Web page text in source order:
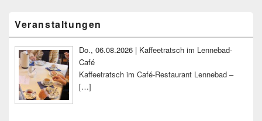
Seitenleisten-
Widgetbereich
Veranstaltungen
Do., 06.08.2026 | Kaffeetratsch im Lennebad-
Café
Kaffeetratsch im Café-Restaurant Lennebad –
[…]